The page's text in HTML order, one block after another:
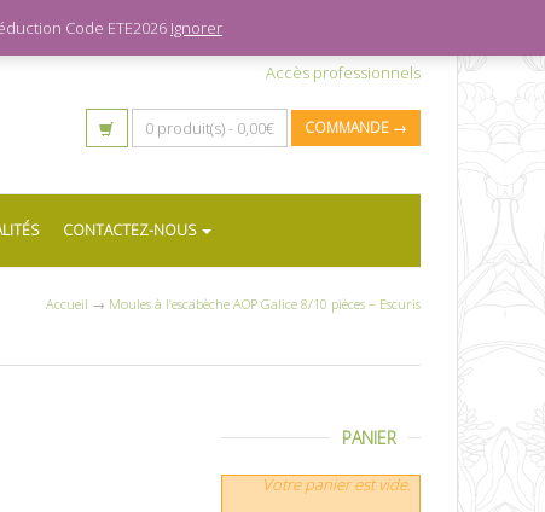
Accès professionnels
0 produit(s) - 0,00€ COMMANDE →
CONTACTEZ-NOUS
Accueil → Moules à l’escabèche AOP Galice 8/10 pièces – Escuris
PANIER
Votre panier est vide.
Code ETE2026 Ignorer